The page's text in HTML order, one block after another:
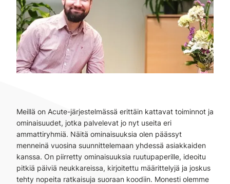
Meillä on Acute-järjestelmässä erittäin kattavat toiminnot ja
ominaisuudet, jotka palvelevat jo nyt useita eri
ammattiryhmiä. Näitä ominaisuuksia olen päässyt
menneinä vuosina suunnittelemaan yhdessä asiakkaiden
kanssa. On piirretty ominaisuuksia ruutupaperille, ideoitu
pitkiä päiviä neukkareissa, kirjoitettu määrittelyjä ja joskus
tehty nopeita ratkaisuja suoraan koodiin. Monesti olemme